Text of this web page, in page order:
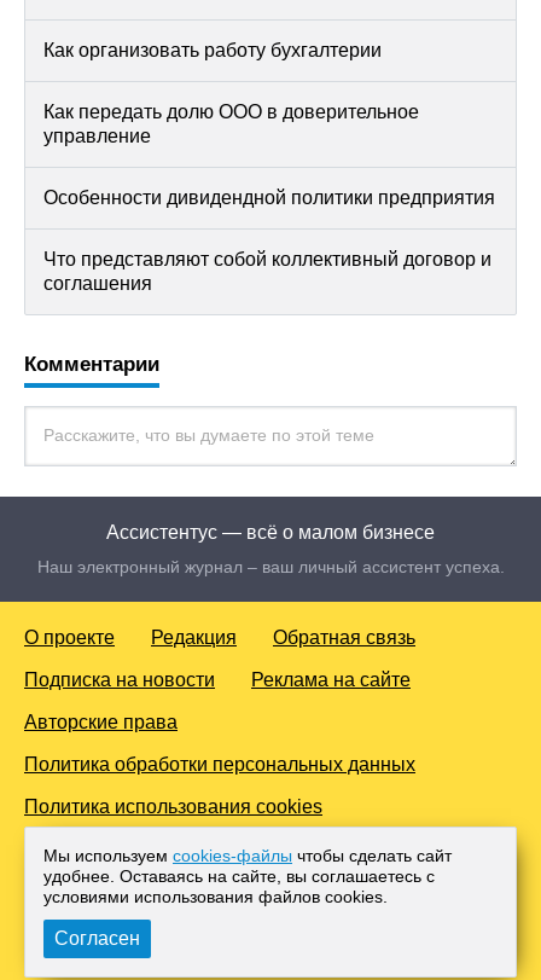
Как организовать работу бухгалтерии
Как передать долю ООО в доверительное
управление
Особенности дивидендной политики предприятия
Что представляют собой коллективный договор и
соглашения
Комментарии
Ассистентус — всё о малом бизнесе
Наш электронный журнал – ваш личный ассистент успеха.
О проекте Редакция Обратная связь
Подписка на новости Реклама на сайте
Авторские права
Политика обработки персональных данных
Политика использования cookies
© 2016-2026 Все права защищены. Для лиц старше 18 лет.
Любое копирование материалов и тиражирование в сети
Интернет, либо печатных изданиях без согласования с
Администрацией проекта, преследуется законом.
Мы используем cookies-файлы чтобы сделать сайт
удобнее. Оставаясь на сайте, вы соглашаетесь с
условиями использования файлов cооkies.
Согласен